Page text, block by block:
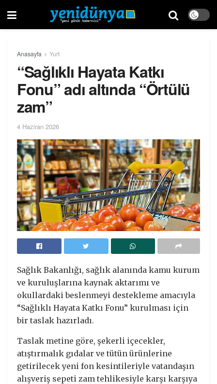
Anasayfa Yurt
“Sağlıklı Hayata Katkı
Fonu” adı altında “Örtülü
zam”
4 Haziran 2026
Sağlık Bakanlığı, sağlık alanında kamu kurum
ve kuruluşlarına kaynak aktarımı ve
okullardaki beslenmeyi destekleme amacıyla
“Sağlıklı Hayata Katkı Fonu” kurulması için
bir taslak hazırladı.
Taslak metine göre, şekerli içecekler,
atıştırmalık gıdalar ve tütün ürünlerine
getirilecek yeni fon kesintileriyle vatandaşın
alışveriş sepeti zam tehlikesiyle karşı karşıya